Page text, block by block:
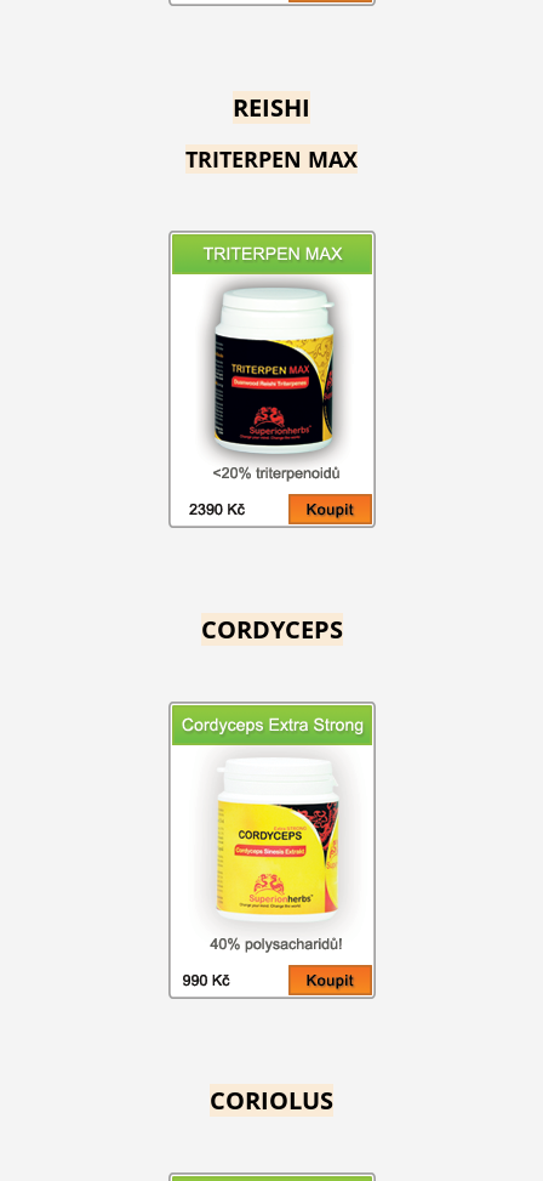
REISHI
TRITERPEN MAX
CORDYCEPS
CORIOLUS